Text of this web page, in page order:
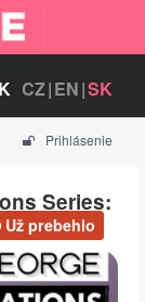
CZ EN SK
Prihlásenie
Series:
Už prebehlo